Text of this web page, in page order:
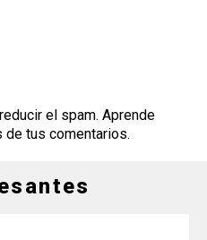
el spam. Aprende
tus comentarios.